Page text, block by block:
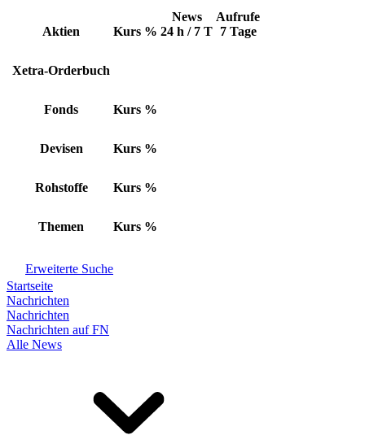
Aktien Kurs %
News
24 h / 7 T
Aufrufe
7 Tage
Xetra-Orderbuch
Fonds Kurs %
Devisen Kurs %
Rohstoffe Kurs %
Themen Kurs %
Erweiterte Suche
Startseite
Nachrichten
Nachrichten
Nachrichten auf FN
Alle News